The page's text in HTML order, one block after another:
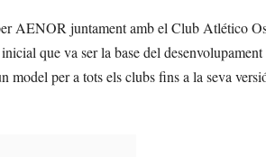
AENOR juntament amb el Club Atlético
que va ser la base del
per a tots els clubs fins a la seva